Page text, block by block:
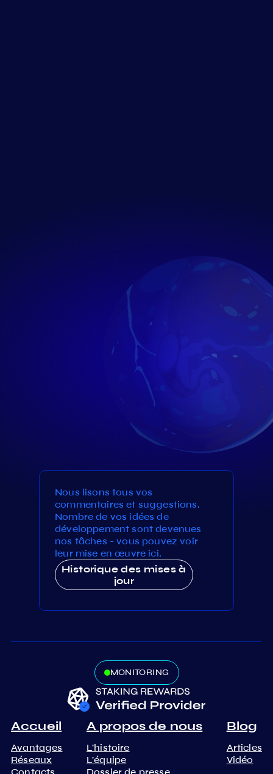
Nous lisons tous vos
commentaires et suggestions.
Nombre de vos idées de
développement sont devenues
nos tâches - vous pouvez voir
leur mise en œuvre ici.
Historique des mises à
jour
MONITORING
Accueil
Avantages
Réseaux
A propos de nous
L'histoire
L'équipe
Blog
Articles
Vidéo